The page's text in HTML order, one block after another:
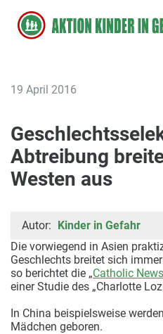
19 April 2016
Abtreibung
Westen aus
Autor: Kinder in Gefahr
Die vorwiegend in Asien
Geschlechts breitet sich
so berichtet die „Catholic
einer Studie des „Charlotte
In China beispielsweise
Mädchen geboren.